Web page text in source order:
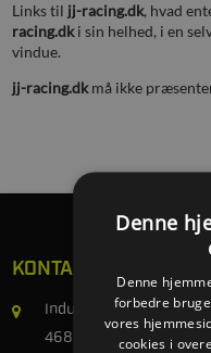
Links til jj-racing.dk, hvad
racing.dki sin helhed, i en
vindue.
jj-racing.dkmå ikke
KONTAKT
Industrivej 24
4683 Rønnede
Denne
Denne
forbedre
vores
cookies i